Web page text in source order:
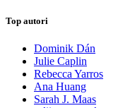
Top autori
Dominik Dán
Julie Caplin
Rebecca Yarros
Ana Huang
Sarah J. Maas